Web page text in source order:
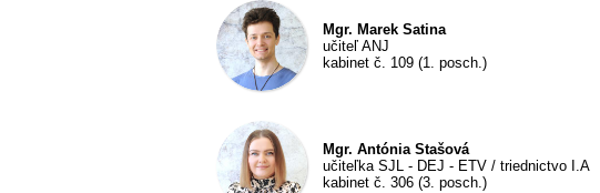
Mgr. Marek Satina
učiteľ ANJ
kabinet č. 109 (1. posch.)
Mgr. Antónia Stašová
učiteľka SJL - DEJ - ETV / triednictvo I.A
kabinet č. 306 (3. posch.)